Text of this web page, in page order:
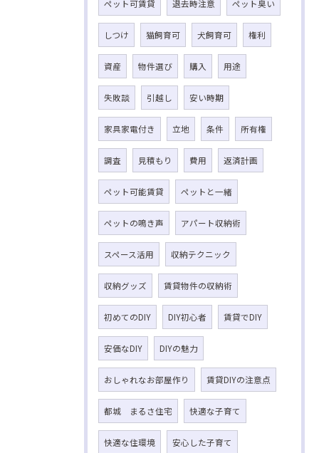
ペット可賃貸 退去時注意 ペット臭い
しつけ 猫飼育可 犬飼育可 権利
資産 物件選び 購入 用途
失敗談 引越し 安い時期
家具家電付き 立地 条件 所有権
調査 見積もり 費用 返済計画
ペット可能賃貸 ペットと一緒
ペットの鳴き声 アパート収納術
スペース活用 収納テクニック
収納グッズ 賃貸物件の収納術
初めてのDIY DIY初心者 賃貸でDIY
安価なDIY DIYの魅力
おしゃれなお部屋作り 賃貸DIYの注意点
都城 まるさ住宅 快適な子育て
快適な住環境 安心した子育て